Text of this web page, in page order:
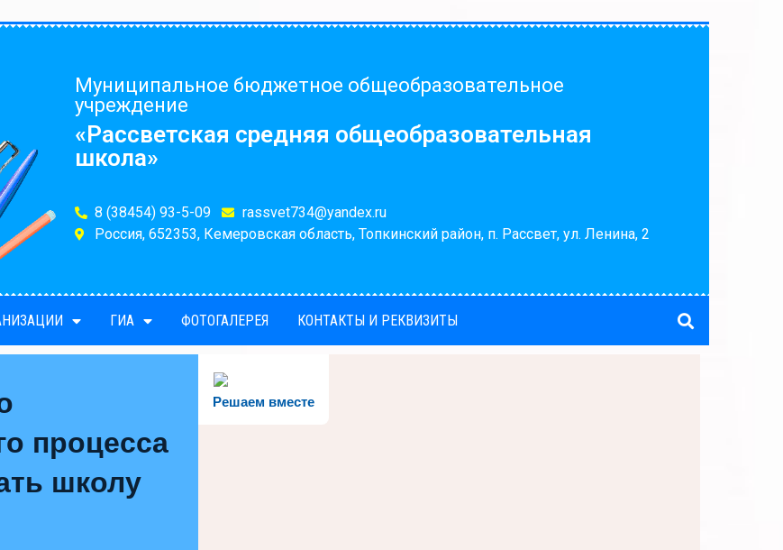
Муниципальное бюджетное общеобразовательное
учреждение
«Рассветская средняя общеобразовательная
школа»
8 (38454) 93-5-09
rassvet734@yandex.ru
Россия, 652353, Кемеровская область, Топкинский район, п. Рассвет, ул. Ленина, 2
ГИА ФОТОГАЛЕРЕЯ КОНТАКТЫ И РЕКВИЗИТЫ
Решаем вместе
процесса
школу